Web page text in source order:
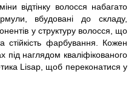
відтінку волосся набагато
вбудовані до складу,
у структуру волосся, що
стійкість фарбування. Кожен
під наглядом кваліфікованого
Lisap, щоб переконатися у